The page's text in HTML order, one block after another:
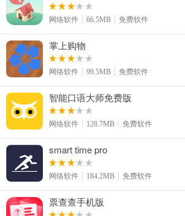
网络软件 66.5MB 免费软件
掌上购物
网络软件 99.5MB 免费软件
智能口语大师免费版
网络软件 128.7MB 免费软件
smart time pro
网络软件 184.2MB 免费软件
票查查手机版